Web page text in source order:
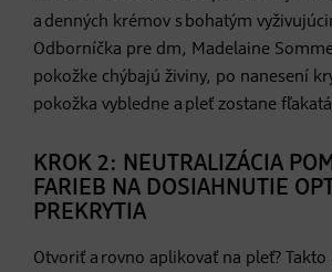
a denných krémov s bohatým
Odborníčka pre dm, Madelaine
pokožke chýbajú živiny, po nanesení
pokožka vybledne a pleť zostane
KROK 2: NEUTRALIZÁCIA
FARIEB NA DOSIAHNUTIE
PREKRYTIA
Otvoriť a rovno aplikovať na pleť?